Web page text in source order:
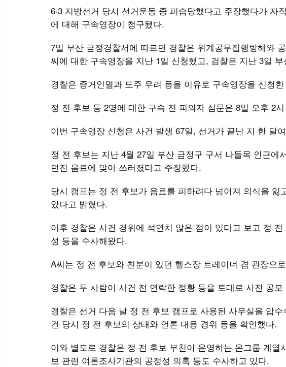
6·3 지방선거 당시 선거운동 중 피습당했다고 주장했다가
에 대해 구속영장이 청구됐다.
7일 부산 금정경찰서에 따르면 경찰은 위계공무집행방해와
씨에 대한 구속영장을 지난 1일 신청했고, 검찰은 지난 3일
경찰은 증거인멸과 도주 우려 등을 이유로 구속영장을 신청
정 전 후보 등 2명에 대한 구속 전 피의자 심문은 8일 오후 2
이번 구속영장 신청은 사건 발생 67일, 선거가 끝난 지 한 달
정 전 후보는 지난 4월 27일 부산 금정구 구서 나들목 인근
던진 음료에 맞아 쓰러졌다고 주장했다.
당시 캠프는 정 전 후보가 음료를 피하려다 넘어져 의식을
았다고 밝혔다.
이후 경찰은 사건 경위에 석연치 않은 점이 있다고 보고 정
성 등을 수사해왔다.
A씨는 정 전 후보와 친분이 있던 헬스장 트레이너 겸 관장으
경찰은 두 사람이 사건 전 연락한 정황 등을 토대로 사전 공
경찰은 선거 다음 날 정 전 후보 캠프로 사용된 사무실을 압
건 당시 정 전 후보의 상태와 언론 대응 경위 등을 확인했다.
이와 별도로 경찰은 정 전 후보 부친이 운영하는 온그룹 계
보 관련 여론조사기관의 공정성 의혹 등도 수사하고 있다.